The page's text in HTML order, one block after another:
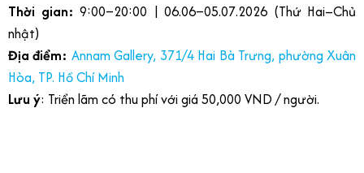
Thời gian: 9:00–20:00 | 06.06–05.07.2026 (Thứ Hai–Chủ
nhật)
Địa điểm: Annam Gallery, 371/4 Hai Bà Trưng, phường Xuân
Hòa, TP. Hồ Chí Minh
Lưu ý: Triển lãm có thu phí với giá 50,000 VND / người.